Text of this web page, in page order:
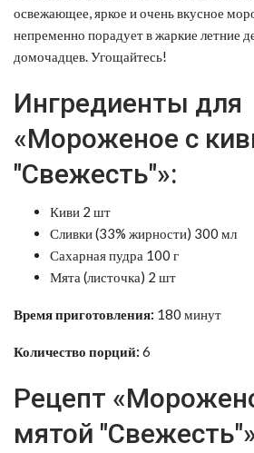
освежающее, яркое и очень вкусное
непременно порадует в жаркие летние
домочадцев. Угощайтесь!
Ингредиенты для
«Мороженое с
"Свежесть"»:
Киви 2 шт
Сливки (33% жирности) 300 мл
Сахарная пудра 100 г
Мята (листочка) 2 шт
Время приготовления: 180 минут
Количество порций: 6
Рецепт
мятой